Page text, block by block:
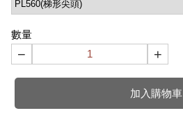
數量
− +
加入購物車